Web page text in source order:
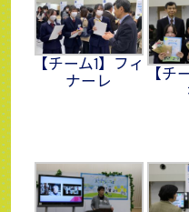
【チーム1】フィ
ナーレ
【チ